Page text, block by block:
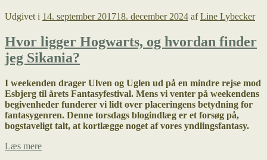
Udgivet i 14. september 201718. december 2024 afLine Lybecker
Hvor ligger Hogwarts, og hvordan finder
jeg Sikania?
I weekenden drager Ulven og Uglen ud på en mindre rejse mod
Esbjerg til årets Fantasyfestival. Mens vi venter på weekendens
begivenheder funderer vi lidt over placeringens betydning for
fantasygenren. Denne torsdags blogindlæg er et forsøg på,
bogstaveligt talt, at kortlægge noget af vores yndlingsfantasy.
Læs mereHvor